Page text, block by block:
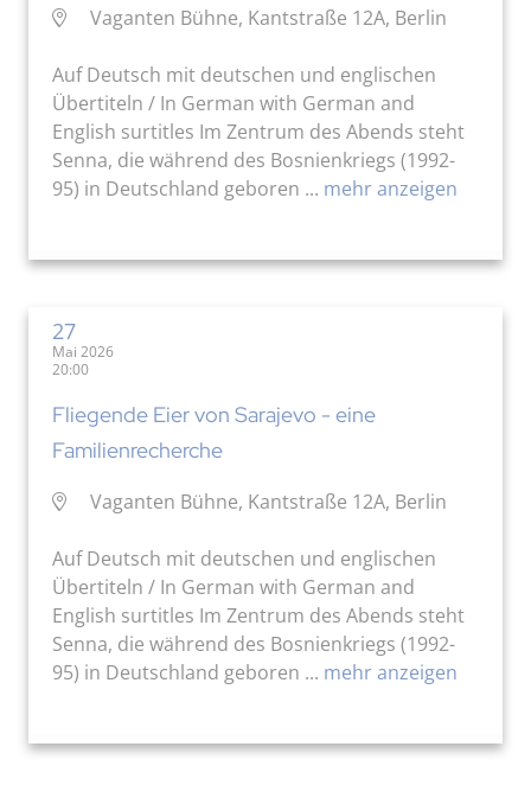
Vaganten Bühne, Kantstraße 12A, Berlin
Auf Deutsch mit deutschen und englischen
Übertiteln / In German with German and
English surtitles Im Zentrum des Abends steht
Senna, die während des Bosnienkriegs (1992-
95) in Deutschland geboren ... mehr anzeigen
27
Mai 2026
20:00
Fliegende Eier von Sarajevo - eine
Familienrecherche
Vaganten Bühne, Kantstraße 12A, Berlin
Auf Deutsch mit deutschen und englischen
Übertiteln / In German with German and
English surtitles Im Zentrum des Abends steht
Senna, die während des Bosnienkriegs (1992-
95) in Deutschland geboren ... mehr anzeigen